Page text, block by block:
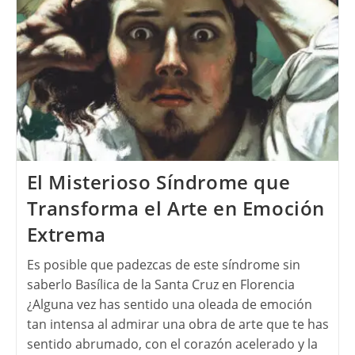
El Misterioso Síndrome que
Transforma el Arte en Emoción
Extrema
Es posible que padezcas de este síndrome sin
saberlo Basílica de la Santa Cruz en Florencia
¿Alguna vez has sentido una oleada de emoción
tan intensa al admirar una obra de arte que te has
sentido abrumado, con el corazón acelerado y la